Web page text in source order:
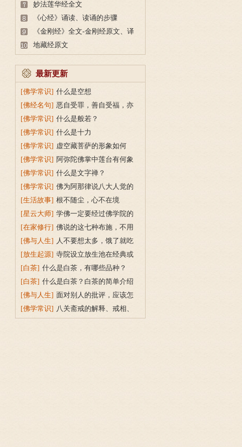
妙法莲华经全文
《心经》诵读、读诵的步骤
《金刚经》全文-金刚经原文、译
文及释意
地藏经原文
最新更新
[佛学常识] 什么是空想
[佛经名句] 恶自受罪，善自受福，亦
各须熟，彼不相待的解释
[佛学常识] 什么是般若？
[佛学常识] 什么是十力
[佛学常识] 虚空藏菩萨的形象如何
[佛学常识] 阿弥陀佛掌中莲台有何象
征含义
[佛学常识] 什么是文字禅？
[佛学常识] 佛为阿那律说八大人觉的
内容是什么
[生活故事] 根不随尘，心不在境
[星云大师] 学佛一定要经过佛学院的
教育吗？
[在家修行] 佛说的这七种布施，不用
花钱就能做到
[佛与人生] 人不要想太多，饿了就吃
饭，困了就睡觉
[放生起源] 寺院设立放生池在经典或
传统上有什么根据？
[白茶] 什么是白茶，有哪些品种？
[白茶] 什么是白茶？白茶的简单介绍
[佛与人生] 面对别人的批评，应该怎
么做？
[佛学常识] 八关斋戒的解释、戒相、